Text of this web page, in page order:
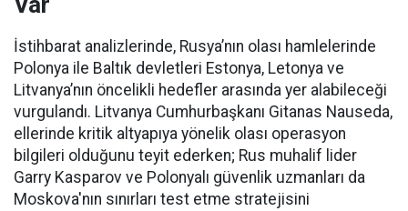
İstihbarat analizlerinde, Rusya’nın olası hamlelerinde
Polonya ile Baltık devletleri Estonya, Letonya ve
Litvanya’nın öncelikli hedefler arasında yer alabileceği
vurgulandı. Litvanya Cumhurbaşkanı Gitanas Nauseda,
ellerinde kritik altyapıya yönelik olası operasyon
bilgileri olduğunu teyit ederken; Rus muhalif lider
Garry Kasparov ve Polonyalı güvenlik uzmanları da
Moskova'nın sınırları test etme stratejisini